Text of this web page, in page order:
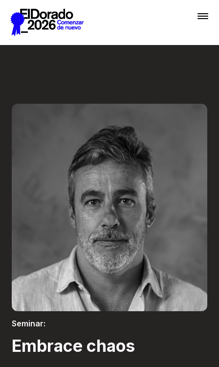
Saltar al contenido principal
Inscribir
Boletería
Seminar:
Embrace chaos